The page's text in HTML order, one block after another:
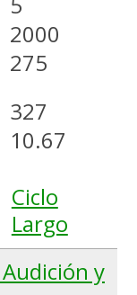
2000
275
327
10.67
Ciclo
Largo
y